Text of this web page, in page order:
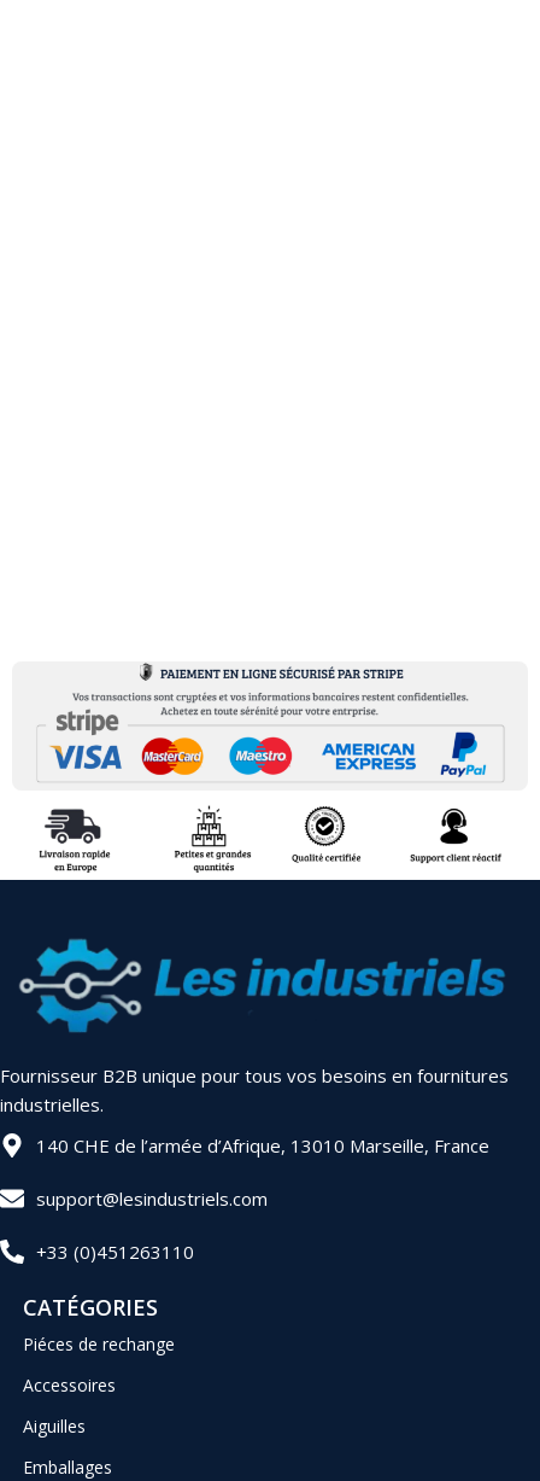
Fournisseur B2B unique pour tous vos besoins en fournitures
industrielles.
140 CHE de l’armée d’Afrique, 13010 Marseille, France
support@lesindustriels.com
+33 (0)451263110
CATÉGORIES
Piéces de rechange
Accessoires
Aiguilles
Emballages